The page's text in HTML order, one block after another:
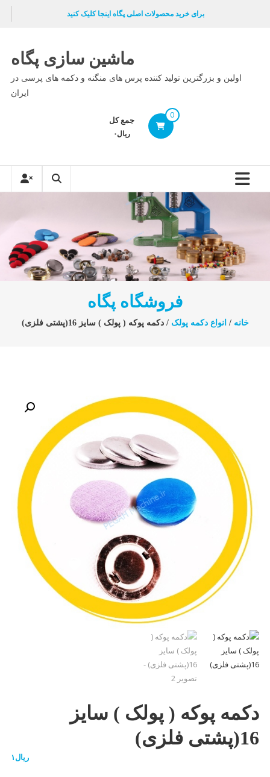
برای خرید محصولات اصلی پگاه اینجا کلیک کنید
ماشین سازی پگاه
اولین و بزرگترین تولید کننده پرس های منگنه و دکمه های پرسی در
ایران
0 جمع کل
ریال۰
فروشگاه پگاه
خانه / انواع دکمه پولک / دکمه پوکه ( پولک ) سایز 16(پشتی فلزی)
دکمه پوکه ( پولک ) سایز
16(پشتی فلزی)
ریال۱